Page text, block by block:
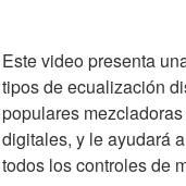
Este video presenta
tipos de ecualización
populares
digitales, y le ayudará
todos los controles de